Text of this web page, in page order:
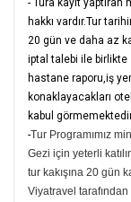
- Tura kayıt
hakkı vardır.Tur
20 gün ve daha az
iptal talebi ile birlikte
hastane raporu,iş
konaklayacakları
kabul
-Tur Programımız
Gezi için yeterli
tur kakışına 20 gün
Viyatravel